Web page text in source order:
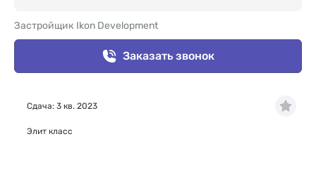
Застройщик Ikon Development
Заказать звонок
Сдача: 3 кв. 2023
Элит класс